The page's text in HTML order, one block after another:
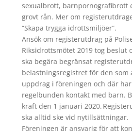
sexualbrott, barnpornografibrott
grovt rån. Mer om
“Skapa trygga idrottsmiljöer”.
Ansök om registerutdrag på
Riksidrottsmötet 2019 tog beslut
ska begära begränsat
belastningsregistret för den som
uppdrag i föreningen och där
regelbunden kontakt med barn.
kraft den 1 januari 2020.
ska alltid ske vid nytillsättningar.
Föreningen är ansvarig för att